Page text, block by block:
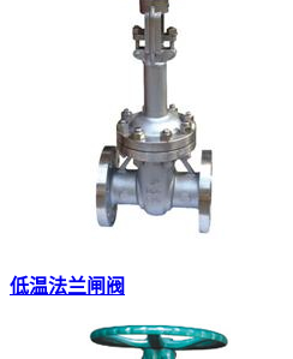
低温法兰闸阀